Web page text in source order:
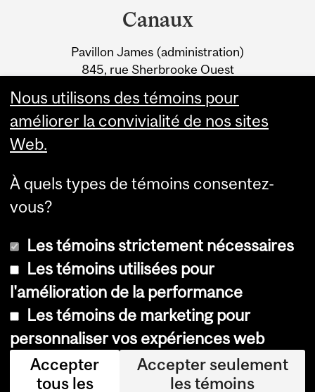
Information
Canaux
Pavillon James (administration)
845, rue Sherbrooke Ouest
© Université McGill, 2026
Accessibilité
Avis sur les témoins
Paramètres des témoins
Nous utilisons des témoins pour
améliorer la convivialité de nos sites
Web.
À quels types de témoins consentez-
vous?
Les témoins strictement nécessaires
Les témoins utilisées pour
l'amélioration de la performance
Les témoins de marketing pour
personnaliser vos expériences web
Accepter
tous les
Accepter seulement
les témoins